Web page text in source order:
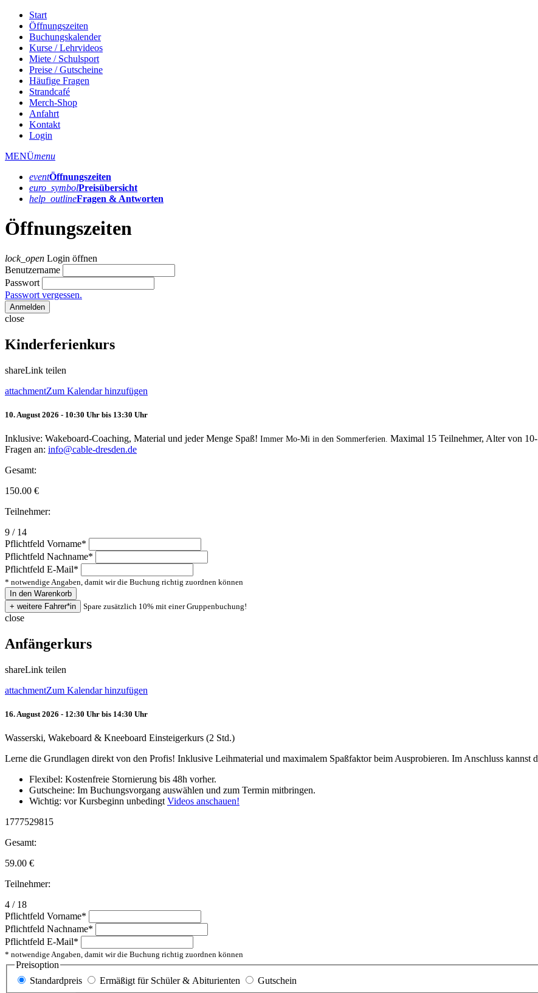
Start
Öffnungszeiten
Buchungskalender
Kurse / Lehrvideos
Miete / Schulsport
Preise / Gutscheine
Häufige Fragen
Strandcafé
Merch-Shop
Anfahrt
Kontakt
Login
MENÜmenu
eventÖffnungs­zeiten
euro_symbolPreis­übersicht
help_outlineFragen & Antworten
Öffnungszeiten
lock_open Login öffnen
Benutzername
Passwort
Passwort vergessen.
Anmelden
close
Kinderferienkurs
shareLink teilen
attachmentZum Kalendar hinzufügen
10. August 2026 - 10:30 Uhr bis 13:30 Uhr
Inklusive: Wakeboard-Coaching, Material und jeder Menge Spaß! Immer Mo-Mi in den Sommerferien. Maximal 15 Teilnehmer, Alter von
Fragen an: info@cable-dresden.de
Gesamt:
150.00 €
Teilnehmer:
9 / 14
Pflichtfeld Vorname*
Pflichtfeld Nachname*
Pflichtfeld E-Mail*
* notwendige Angaben, damit wir die Buchung richtig zuordnen können
Spare zusätzlich 10% mit einer Gruppenbuchung!
close
Anfängerkurs
shareLink teilen
attachmentZum Kalendar hinzufügen
16. August 2026 - 12:30 Uhr bis 14:30 Uhr
Wasserski, Wakeboard & Kneeboard Einsteigerkurs (2 Std.)
Lerne die Grundlagen direkt von den Profis! Inklusive Leihmaterial und maximalem Spaßfaktor beim Ausprobieren. Im Anschluss kannst
Flexibel: Kostenfreie Stornierung bis 48h vorher.
Gutscheine: Im Buchungsvorgang auswählen und zum Termin mitbringen.
Wichtig: vor Kursbeginn unbedingt Videos anschauen!
1777529815
Gesamt:
59.00 €
Teilnehmer:
4 / 18
Pflichtfeld Vorname*
Pflichtfeld Nachname*
Pflichtfeld E-Mail*
* notwendige Angaben, damit wir die Buchung richtig zuordnen können
Preisoption
Standardpreis
Ermäßigt für Schüler & Abiturienten Gutschein